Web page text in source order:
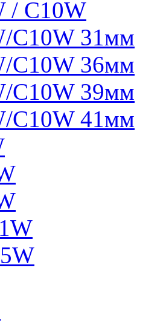
/ C10W
C10W 31мм
C10W 36мм
C10W 39мм
C10W 41мм